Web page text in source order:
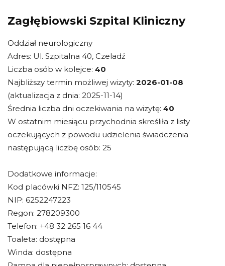
Zagłębiowski Szpital Kliniczny
Oddział neurologiczny
Adres: Ul. Szpitalna 40, Czeladź
Liczba osób w kolejce: 40
Najbliższy termin możliwej wizyty: 2026-01-08
(aktualizacja z dnia: 2025-11-14)
Średnia liczba dni oczekiwania na wizytę: 40
W ostatnim miesiącu przychodnia skreśliła z listy
oczekujących z powodu udzielenia świadczenia
następującą liczbę osób: 25
Dodatkowe informacje:
Kod placówki NFZ: 125/110545
NIP: 6252247223
Regon: 278209300
Telefon: +48 32 265 16 44
Toaleta: dostępna
Winda: dostępna